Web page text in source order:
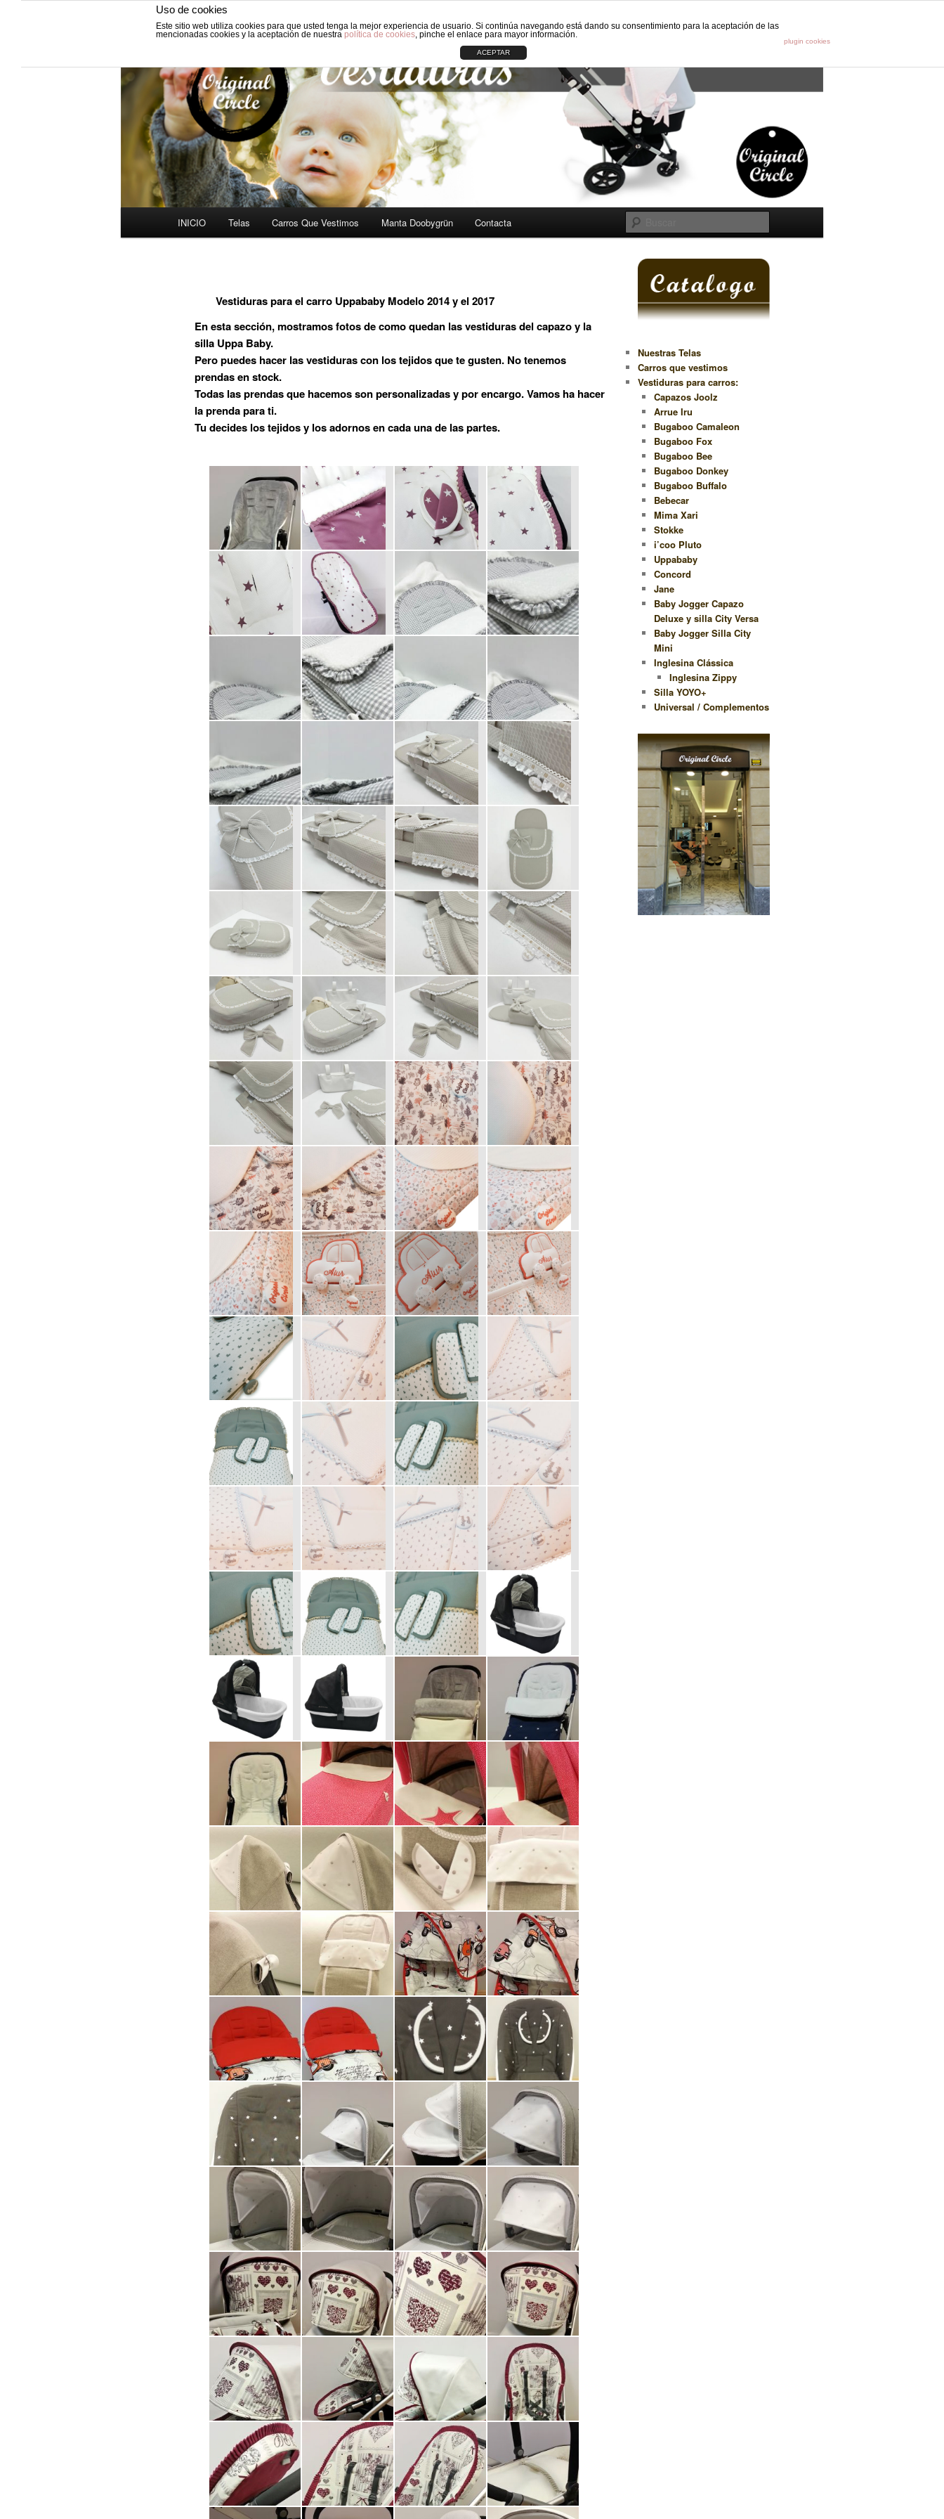
Uso de cookies
Este sitio web utiliza cookies para que usted tenga la mejor experiencia de usuario. Si continúa navegando está dando su consentimiento para la aceptación de las
mencionadas cookies y la aceptación de nuestra política de cookies, pinche el enlace para mayor información.
plugin cookies
ACEPTAR
VESTIDURAS ORIGINAL CIRCLE
Fabricación de vestiduras para carros de Bebé: Fundas, Sacos, Capotas, Capazos, Sombrillas, Bolsos
Menú
Ir
principal
INICIO Telas Carros Que Vestimos Manta Doobygrün Contacta
Vestiduras para el carro Uppababy Modelo 2014 y el 2017
En esta sección, mostramos fotos de como quedan las vestiduras del capazo y la
silla Uppa Baby.
Pero puedes hacer las vestiduras con los tejidos que te gusten. No tenemos
prendas en stock.
Todas las prendas que hacemos son personalizadas y por encargo. Vamos ha hacer
la prenda para ti.
Tu decides los tejidos y los adornos en cada una de las partes.
Nuestras Telas
Carros que vestimos
Vestiduras para carros:
Capazos Joolz
Arrue Iru
Bugaboo Camaleon
Bugaboo Fox
Bugaboo Bee
Bugaboo Donkey
Bugaboo Buffalo
Bebecar
Mima Xari
Stokke
i’coo Pluto
Uppababy
Concord
Jane
Baby Jogger Capazo
Deluxe y silla City Versa
Baby Jogger Silla City
Mini
Inglesina Clássica
Inglesina Zippy
Silla YOYO+
Universal / Complementos